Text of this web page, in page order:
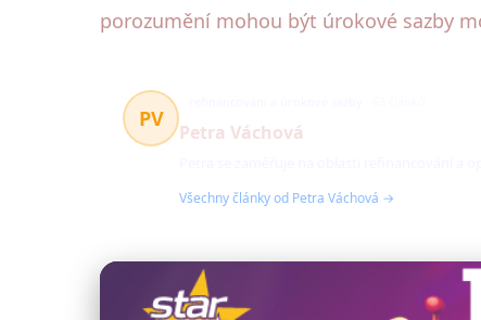
porozumění mohou být úrokové sazby
PV
Petra Váchová
Všechny články od Petra Váchová →